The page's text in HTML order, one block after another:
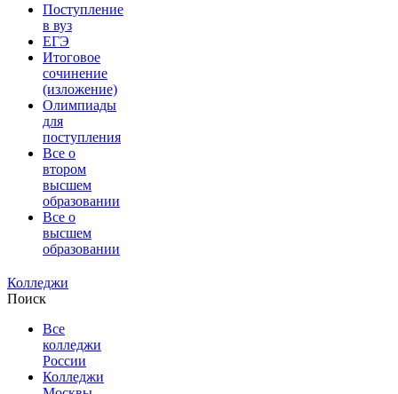
Поступление
в вуз
ЕГЭ
Итоговое
сочинение
(изложение)
Олимпиады
для
поступления
Все о
втором
высшем
образовании
Все о
высшем
образовании
Колледжи
Поиск
Все
колледжи
России
Колледжи